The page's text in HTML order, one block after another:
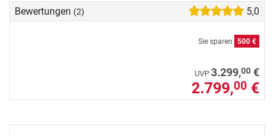
Bewertungen (2) 5,0
Sie sparen 500 €
UVP 3.299,00 €
2.799,00 €